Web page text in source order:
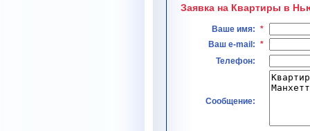
Заявка на Квартиры в
Ваше имя:
*
Ваш e-mail:
*
Телефон:
Сообщение: